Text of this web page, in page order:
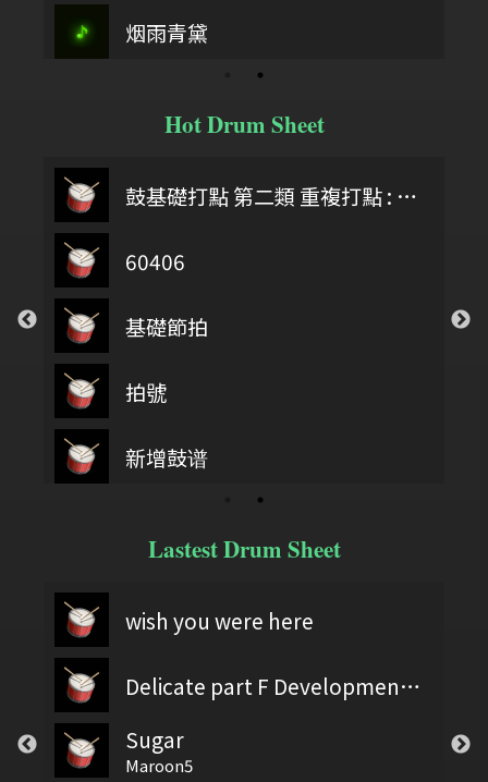
烟雨青黛
Hot Drum Sheet
鼓基礎打點 第二類 重複打點 : DIDDLE RUDIMENTS
60406
基礎節拍
拍號
新增鼓谱
Lastest Drum Sheet
wish you were here
Delicate part F Development 2
Sugar
Maroon5